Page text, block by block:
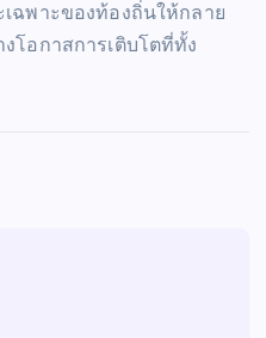
ฉพาะของท้องถิ่นให้กลาย
โอกาสการเติบโตที่ทั้ง